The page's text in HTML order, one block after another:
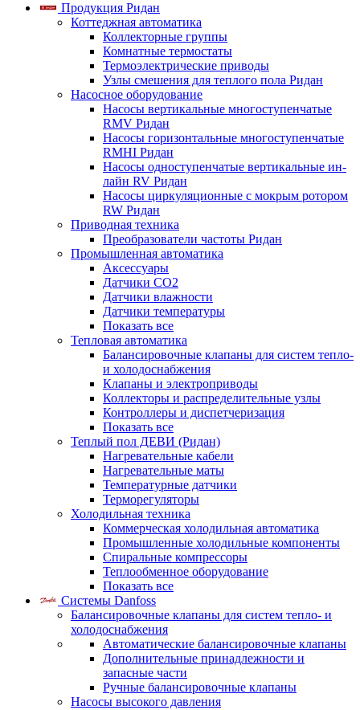
Продукция Ридан
Коттеджная автоматика
Коллекторные группы
Комнатные термостаты
Термоэлектрические приводы
Узлы смешения для теплого пола Ридан
Насосное оборудование
Насосы вертикальные многоступенчатые
RMV Ридан
Насосы горизонтальные многоступенчатые
RMHI Ридан
Насосы одноступенчатые вертикальные ин-
лайн RV Ридан
Насосы циркуляционные с мокрым ротором
RW Ридан
Приводная техника
Преобразователи частоты Ридан
Промышленная автоматика
Аксессуары
Датчики CO2
Датчики влажности
Датчики температуры
Показать все
Тепловая автоматика
Балансировочные клапаны для систем тепло-
и холодоснабжения
Клапаны и электроприводы
Коллекторы и распределительные узлы
Контроллеры и диспетчеризация
Показать все
Теплый пол ДЕВИ (Ридан)
Нагревательные кабели
Нагревательные маты
Температурные датчики
Терморегуляторы
Холодильная техника
Коммерческая холодильная автоматика
Промышленные холодильные компоненты
Спиральные компрессоры
Теплообменное оборудование
Показать все
Системы Danfoss
Балансировочные клапаны для систем тепло- и
холодоснабжения
Автоматические балансировочные клапаны
Дополнительные принадлежности и
запасные части
Ручные балансировочные клапаны
Насосы высокого давления